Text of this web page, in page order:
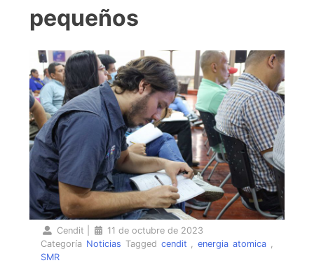
pequeños
Cendit
11 de octubre de 2023
Categoría Noticias Tagged cendit ,energia atomica
SMR